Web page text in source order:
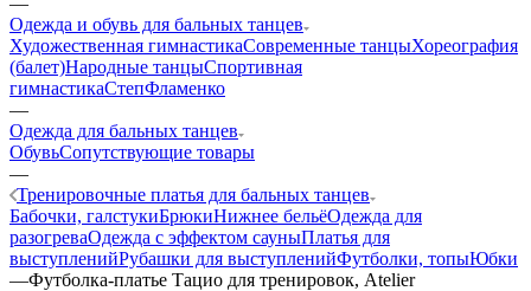
Одежда и обувь для бальных танцев
Художественная гимнастикаСовременные танцыХореография
(балет)Народные танцыСпортивная
гимнастикаСтепФламенко
—
Одежда для бальных танцев
ОбувьСопутствующие товары
—
Тренировочные платья для бальных танцев
Бабочки, галстукиБрюкиНижнее бельёОдежда для
разогреваОдежда с эффектом сауныПлатья для
выступленийРубашки для выступленийФутболки, топыЮбки
—Футболка-платье Тацио для тренировок, Atelier